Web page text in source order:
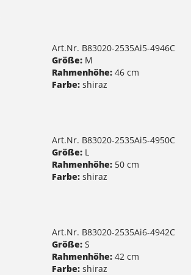
Art.Nr. B83020-2535Ai5-4946C
Größe: M
Rahmenhöhe: 46 cm
Farbe: shiraz
Art.Nr. B83020-2535Ai5-4950C
Größe: L
Rahmenhöhe: 50 cm
Farbe: shiraz
Art.Nr. B83020-2535Ai6-4942C
Größe: S
Rahmenhöhe: 42 cm
Farbe: shiraz